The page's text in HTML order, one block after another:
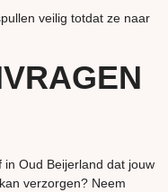
veilig totdat ze naar
Oud Beijerland dat jouw
verzorgen? Neem